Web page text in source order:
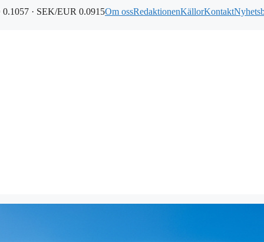
· SEK/EUR 0.0915Om ossRedaktionenKällorKontakt